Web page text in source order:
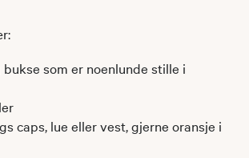
som er noenlunde stille i
caps, lue eller vest, gjerne oransje i